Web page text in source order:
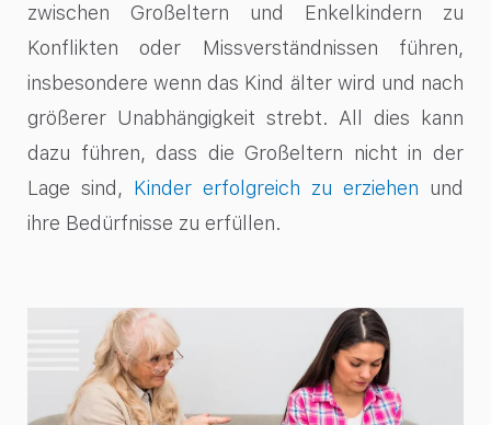
zwischen Großeltern und Enkelkindern zu
Konflikten oder Missverständnissen führen,
insbesondere wenn das Kind älter wird und nach
größerer Unabhängigkeit strebt. All dies kann
dazu führen, dass die Großeltern nicht in der
Lage sind, Kinder erfolgreich zu erziehen und
ihre Bedürfnisse zu erfüllen.